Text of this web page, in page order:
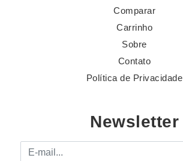
Comparar
Carrinho
Sobre
Contato
Política de Privacidade
Newsletter
E-mail